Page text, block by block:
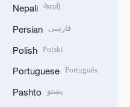
Nepali नेपाली
Persian فارسی
Polish Polski
Portuguese Português
Pashto پښتو